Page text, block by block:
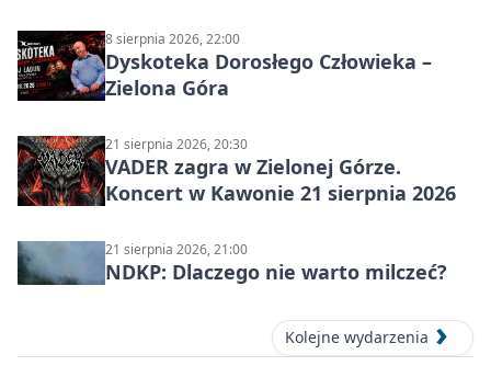
8 sierpnia 2026, 22:00
Dyskoteka Dorosłego Człowieka –
Zielona Góra
21 sierpnia 2026, 20:30
VADER zagra w Zielonej Górze.
Koncert w Kawonie 21 sierpnia 2026
21 sierpnia 2026, 21:00
NDKP: Dlaczego nie warto milczeć?
Kolejne wydarzenia